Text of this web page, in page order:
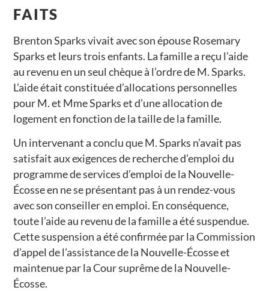
FAITS
Brenton Sparks vivait avec son épouse Rosemary
Sparks et leurs trois enfants. La famille a reçu l’aide
au revenu en un seul chèque à l’ordre de M. Sparks.
L’aide était constituée d’allocations personnelles
pour M. et Mme Sparks et d’une allocation de
logement en fonction de la taille de la famille.
Un intervenant a conclu que M. Sparks n’avait pas
satisfait aux exigences de recherche d’emploi du
programme de services d’emploi de la Nouvelle-
Écosse en ne se présentant pas à un rendez-vous
avec son conseiller en emploi. En conséquence,
toute l’aide au revenu de la famille a été suspendue.
Cette suspension a été confirmée par la Commission
d’appel de l’assistance de la Nouvelle-Écosse et
maintenue par la Cour suprême de la Nouvelle-
Écosse.